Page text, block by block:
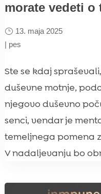
morate vedeti o
13. maja 2025
| pes
Ste se kdaj
duševne motnje,
njegovo duševno
senci, vendar je
temeljnega pomena
V nadaljevanju bo